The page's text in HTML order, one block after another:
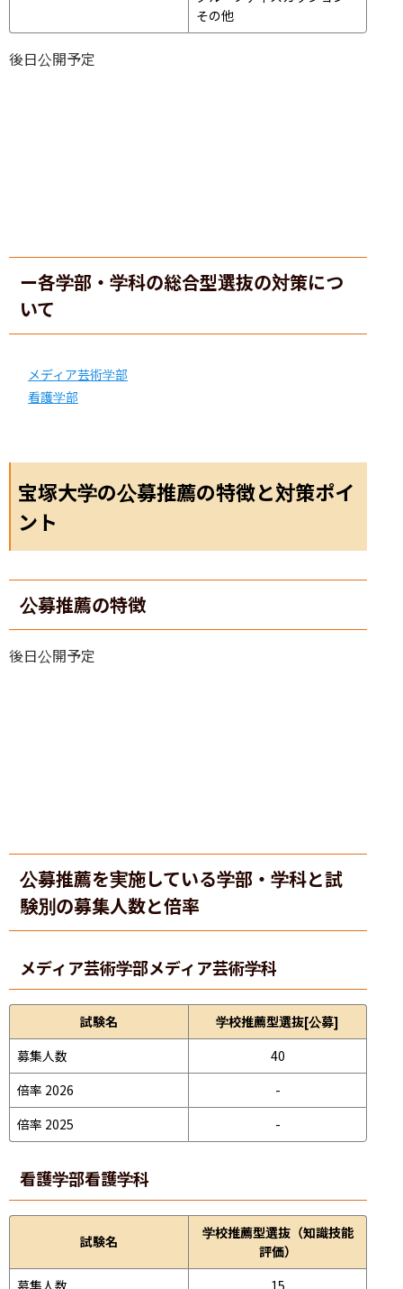
その他
後日公開予定
ー各学部・学科の総合型選抜の対策につ
いて
メディア芸術学部
看護学部
宝塚大学の公募推薦の特徴と対策ポイ
ント
公募推薦の特徴
後日公開予定
公募推薦を実施している学部・学科と試
験別の募集人数と倍率
メディア芸術学部メディア芸術学科
試験名
学校推薦型選抜[公募]
募集人数
40
倍率 2026
-
倍率 2025
-
看護学部看護学科
試験名
学校推薦型選抜（知識技能
評価）
募集人数
15